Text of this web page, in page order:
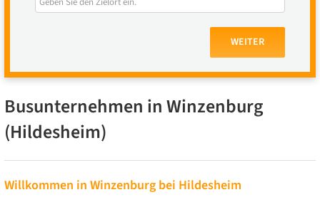
WEITER
Busunternehmen in Winzenburg
(Hildesheim)
Willkommen in Winzenburg bei Hildesheim